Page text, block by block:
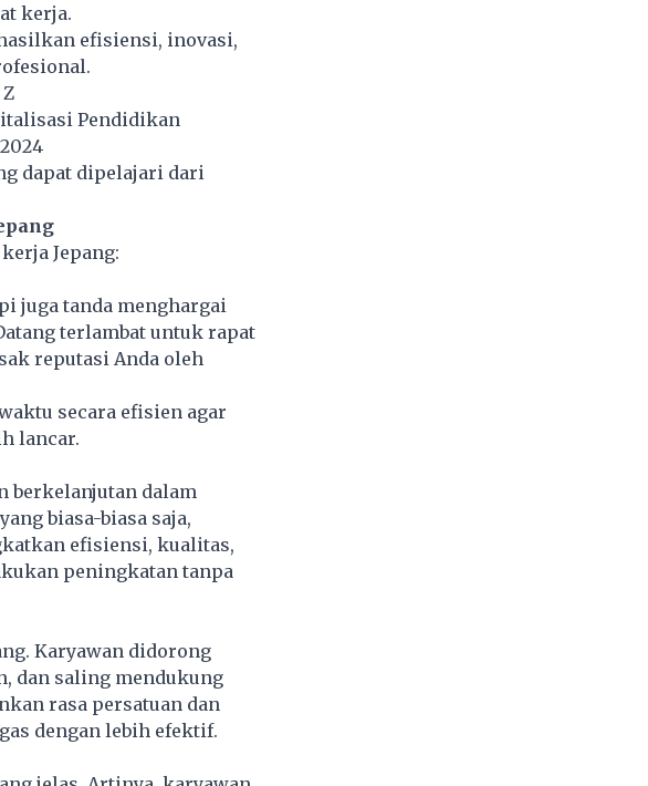
kerja.
efisiensi, inovasi,
Pendidikan
dapat dipelajari dari
Jepang:
juga tanda menghargai
terlambat untuk rapat
reputasi Anda oleh
secara efisien agar
lancar.
berkelanjutan dalam
biasa-biasa saja,
efisiensi, kualitas,
peningkatan tanpa
Karyawan didorong
dan saling mendukung
rasa persatuan dan
dengan lebih efektif.